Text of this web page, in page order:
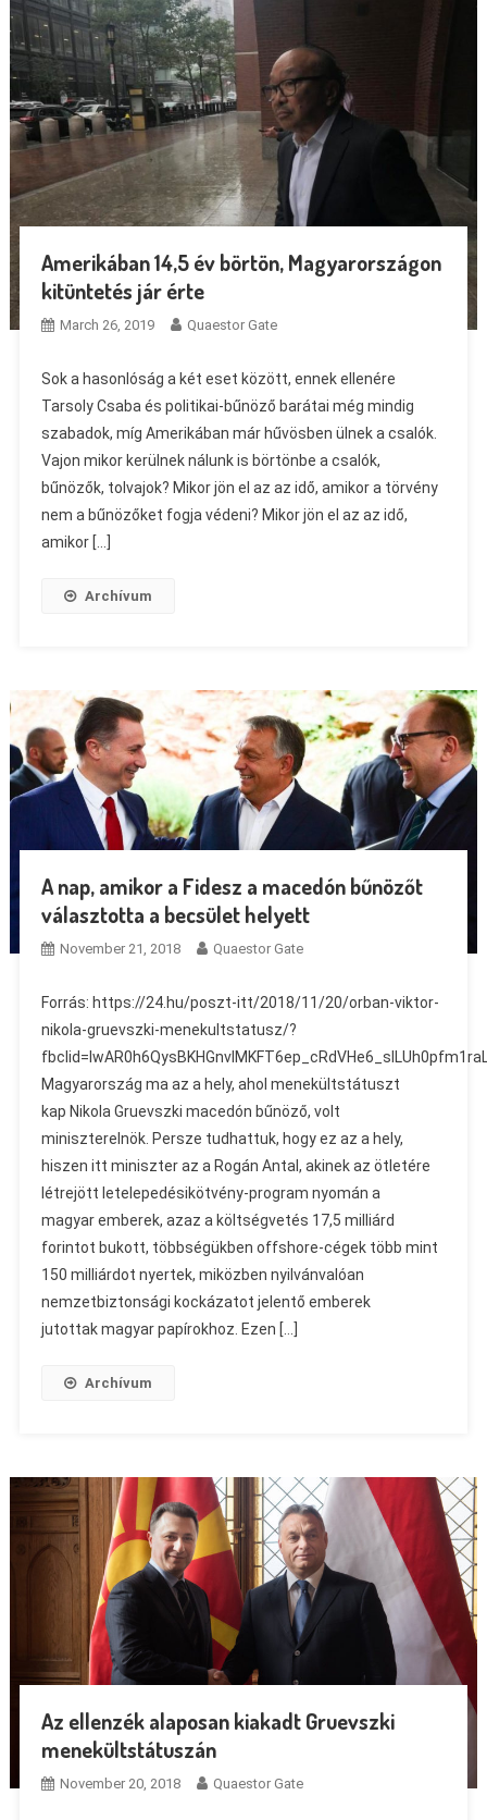
Amerikában 14,5 év börtön, Magyarországon
kitüntetés jár érte
March 26, 2019 Quaestor Gate
Sok a hasonlóság a két eset között, ennek ellenére
Tarsoly Csaba és politikai-bűnöző barátai még mindig
szabadok, míg Amerikában már hűvösben ülnek a csalók.
Vajon mikor kerülnek nálunk is börtönbe a csalók,
bűnözők, tolvajok? Mikor jön el az az idő, amikor a törvény
nem a bűnözőket fogja védeni? Mikor jön el az az idő,
amikor […]
Archívum
A nap, amikor a Fidesz a macedón bűnözőt
választotta a becsület helyett
November 21, 2018 Quaestor Gate
Forrás: https://24.hu/poszt-itt/2018/11/20/orban-viktor-
nikola-gruevszki-menekultstatusz/?
Magyarország ma az a hely, ahol menekültstátuszt
kap Nikola Gruevszki macedón bűnöző, volt
miniszterelnök. Persze tudhattuk, hogy ez az a hely,
hiszen itt miniszter az a Rogán Antal, akinek az ötletére
létrejött letelepedésikötvény-program nyomán a
magyar emberek, azaz a költségvetés 17,5 milliárd
forintot bukott, többségükben offshore-cégek több mint
150 milliárdot nyertek, miközben nyilvánvalóan
nemzetbiztonsági kockázatot jelentő emberek
jutottak magyar papírokhoz. Ezen […]
Archívum
Az ellenzék alaposan kiakadt Gruevszki
menekültstátuszán
November 20, 2018 Quaestor Gate